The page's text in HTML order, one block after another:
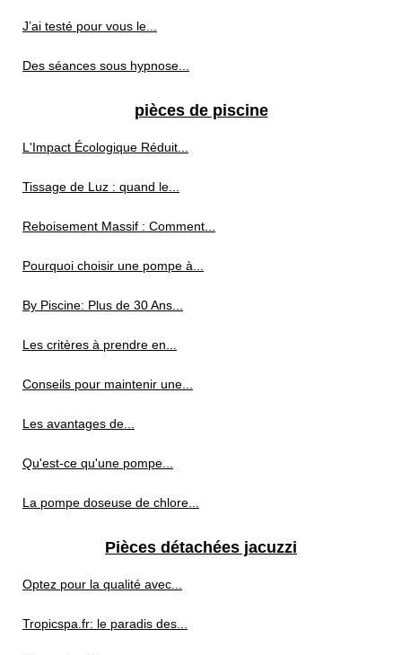
J’ai testé pour vous le...
Des séances sous hypnose...
pièces de piscine
L'Impact Écologique Réduit...
Tissage de Luz : quand le...
Reboisement Massif : Comment...
Pourquoi choisir une pompe à...
By Piscine: Plus de 30 Ans...
Les critères à prendre en...
Conseils pour maintenir une...
Les avantages de...
Qu'est-ce qu'une pompe...
La pompe doseuse de chlore...
Pièces détachées jacuzzi
Optez pour la qualité avec...
Tropicspa.fr: le paradis des...